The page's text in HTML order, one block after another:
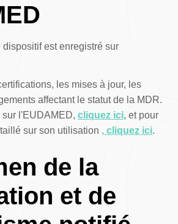
est enregistré sur
les mises à jour, les
affectant le statut de la MDR.
l'EUDAMED, cliquez ici, et pour
sur son utilisation , cliquez ici.
de la
et de